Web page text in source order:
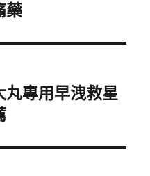
藥
丸專用早洩救星